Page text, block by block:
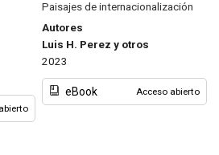
Paisajes de internacionalización
Autores
Luis H. Perez y otros
2023
eBook Acceso abierto